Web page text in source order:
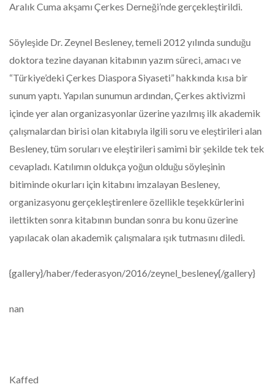
Aralık Cuma akşamı Çerkes Derneği’nde gerçekleştirildi.
Söyleşide Dr. Zeynel Besleney, temeli 2012 yılında sunduğu
doktora tezine dayanan kitabının yazım süreci, amacı ve
“Türkiye’deki Çerkes Diaspora Siyaseti” hakkında kısa bir
sunum yaptı. Yapılan sunumun ardından, Çerkes aktivizmi
içinde yer alan organizasyonlar üzerine yazılmış ilk akademik
çalışmalardan birisi olan kitabıyla ilgili soru ve eleştirileri alan
Besleney, tüm soruları ve eleştirileri samimi bir şekilde tek tek
cevapladı. Katılımın oldukça yoğun olduğu söyleşinin
bitiminde okurları için kitabını imzalayan Besleney,
organizasyonu gerçekleştirenlere özellikle teşekkürlerini
ilettikten sonra kitabının bundan sonra bu konu üzerine
yapılacak olan akademik çalışmalara ışık tutmasını diledi.
{gallery}/haber/federasyon/2016/zeynel_besleney{/gallery}
nan
Kaffed